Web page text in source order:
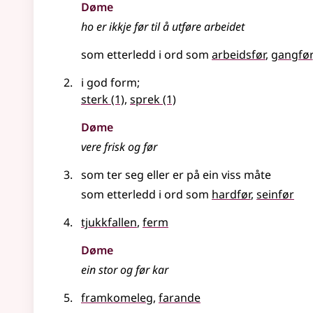
Døme
ho er ikkje før til å utføre arbeidet
som etterledd i ord som arbeidsfør gangfør
i god form;
sterk(1), sprek(1)
Døme
vere frisk og før
som ter seg ellerer på ein viss måte
som etterledd i ord som hardfør seinfør
tjukkfallen, ferm
Døme
ein stor og før kar
framkomeleg, farande